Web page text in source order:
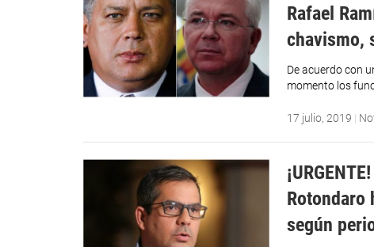
Rafael
chavismo,
De acuerdo con
momento los
17 julio, 2019 |
Rotondaro
según